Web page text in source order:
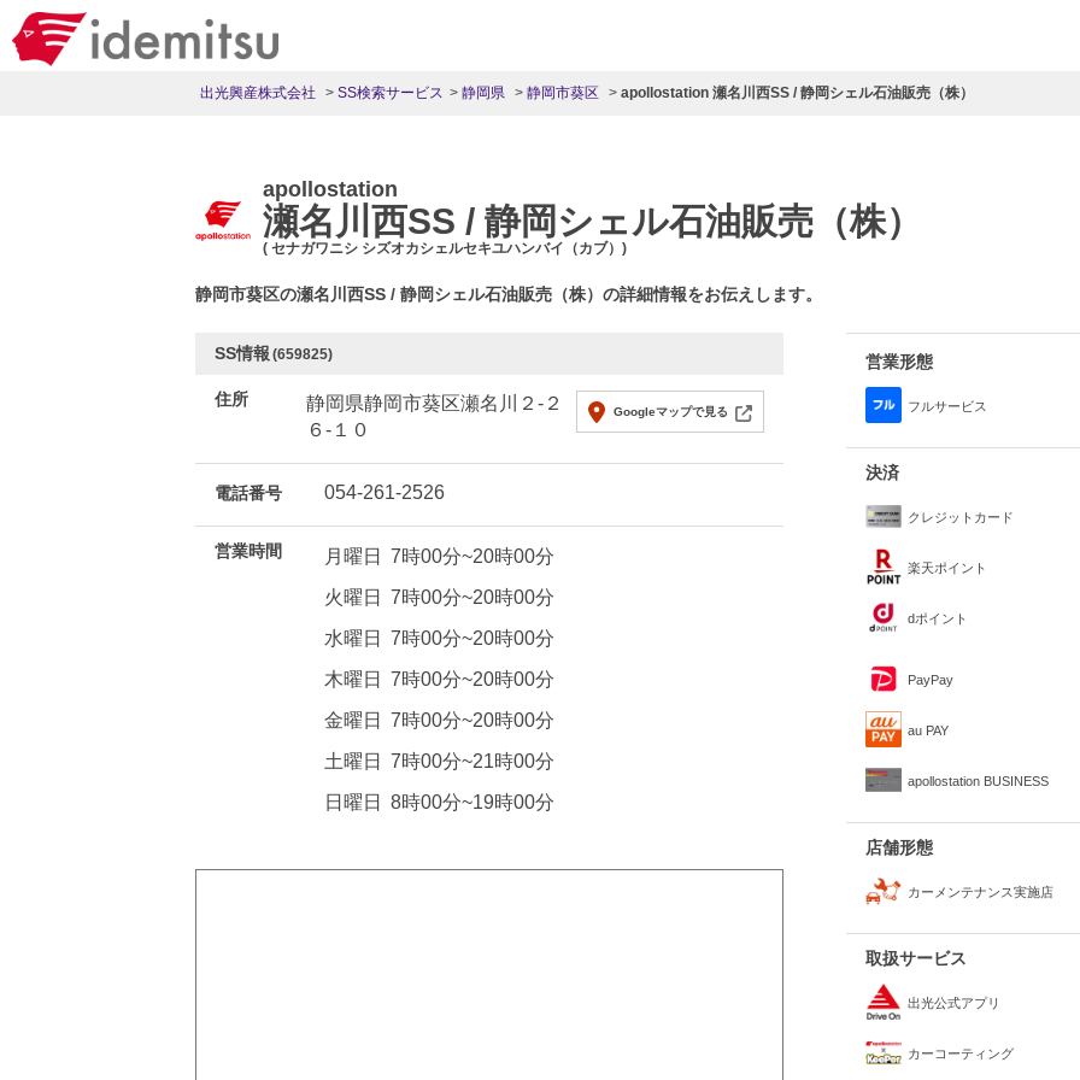
出光興産株式会社 SS検索サービス 静岡県 静岡市葵区 apollostation 瀬名川西SS / 静岡シェル石油販売（株）
apollostation
瀬名川西SS / 静岡シェル石油販売（株）
( セナガワニシ シズオカシェルセキユハンバイ（カブ）)
静岡市葵区の瀬名川西SS / 静岡シェル石油販売（株）の詳細情報をお伝えします。
SS情報 (659825)
住所
静岡県静岡市葵区瀬名川２-２
６-１０
Googleマップで見る
電話番号 054-261-2526
営業時間 月曜日
7時00分~20時00分
火曜日
7時00分~20時00分
水曜日
7時00分~20時00分
木曜日
7時00分~20時00分
金曜日
7時00分~20時00分
土曜日
7時00分~21時00分
日曜日
8時00分~19時00分
営業形態
フルサービス
決済
クレジットカード
楽天ポイント
dポイント
PayPay
au PAY
apollostation BUSINESS
店舗形態
カーメンテナンス実施店
取扱サービス
出光公式アプリ
カーコーティング